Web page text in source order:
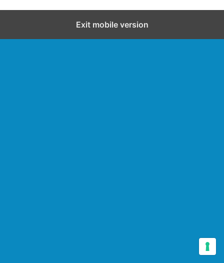
Exit mobile version